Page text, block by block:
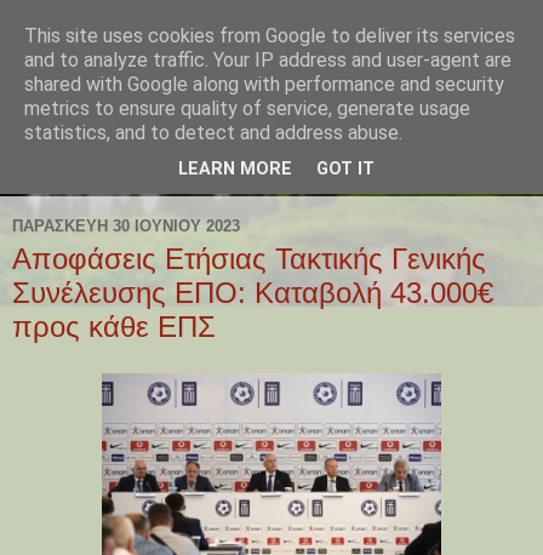
ΠΑΡΑΣΚΕΥΉ 30 ΙΟΥΝΊΟΥ 2023
Αποφάσεις Ετήσιας Τακτικής Γενικής
Συνέλευσης ΕΠΟ: Καταβολή 43.000€
προς κάθε ΕΠΣ
This site uses cookies from Google to deliver its services
and to analyze traffic. Your IP address and user-agent are
shared with Google along with performance and security
metrics to ensure quality of service, generate usage
statistics, and to detect and address abuse.
LEARN MORE GOT IT